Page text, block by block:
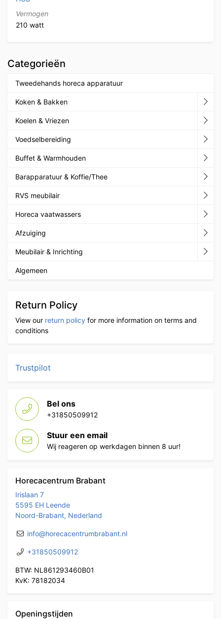
Vermogen
210 watt
Categorieën
Tweedehands horeca apparatuur
Koken & Bakken
Koelen & Vriezen
Voedselbereiding
Buffet & Warmhouden
Barapparatuur & Koffie/Thee
RVS meubilair
Horeca vaatwassers
Afzuiging
Meubilair & Inrichting
Algemeen
Return Policy
View our return policy for more information on terms and
conditions
Trustpilot
Bel ons
+31850509912
Stuur een email
Wij reageren op werkdagen binnen 8 uur!
Horecacentrum Brabant
Irislaan 7
5595 EH Leende
Noord-Brabant, Nederland
info@horecacentrumbrabant.nl
+31850509912
BTW: NL861293460B01
KvK: 78182034
Openingstijden